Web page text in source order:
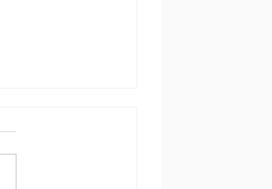
Пр.24:3-4: «Мудростью